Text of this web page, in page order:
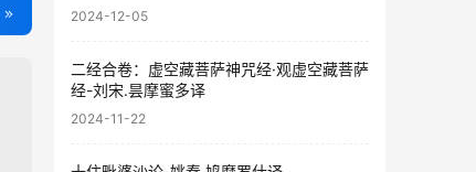
2024-12-05
二经合卷：虚空藏菩萨神咒经·观虚空藏菩萨
经-刘宋.昙摩蜜多译
2024-11-22